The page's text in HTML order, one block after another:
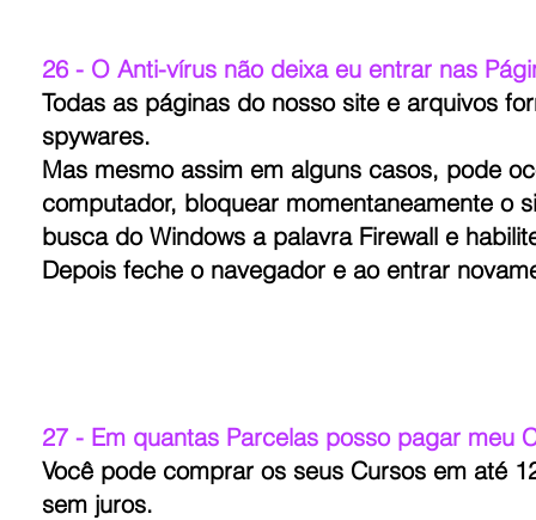
26 - O Anti-vírus não deixa eu entrar nas
Todas as páginas do nosso site e arquivos
spywares.
Mas mesmo assim em alguns casos, pode
computador, bloquear momentaneamente o
busca do Windows a palavra Firewall e
Depois feche o navegador e ao entrar
27 - Em quantas Parcelas posso pagar meu
Você pode comprar os seus Cursos em até
sem juros.